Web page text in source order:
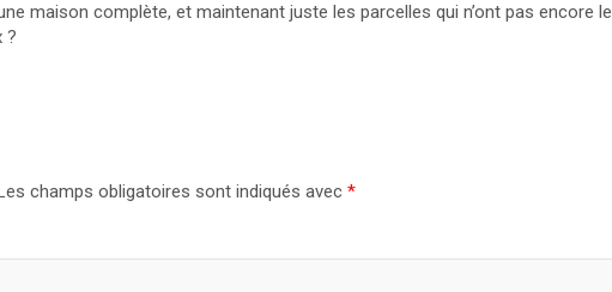
maison complète, et maintenant juste les parcelles qui n’ont pas encore le
?
champs obligatoires sont indiqués avec *